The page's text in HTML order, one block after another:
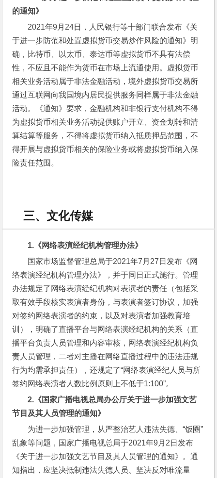
的通知》
2021年9月24日，人民银行等十部门联合发布《关
于进一步防范和处置虚拟货币交易炒作风险的通知》明
确，比特币、以太币、泰达币等虚拟货币不具有法偿
性，不应且不能作为货币在市场上流通使用。虚拟货币
相关业务活动属于非法金融活动，境外虚拟货币交易所
通过互联网向我国境内居民提供服务同样属于非法金融
活动。《通知》要求，金融机构和非银行支付机构不得
为虚拟货币相关业务活动提供账户开立、资金划转和清
算结算等服务，不得将虚拟货币纳入抵质押品范围，不
得开展与虚拟货币相关的保险业务或将虚拟货币纳入保
险责任范围。
三、文化传媒
1. 《网络表演经纪机构管理办法》
国家市场监督管理总局于2021年7月27日发布《网
络表演经纪机构管理办法》，并于同日正式施行。管理
办法规定了网络表演经纪机构对表演者的责任（包括采
取有效手段核实表演者身份，与表演者签订协议，加强
对签约网络表演者的约束，以及对表演者加强教育培
训），明确了直播平台与网络表演经纪机构的关系（直
播平台负责人员管理和内容审核，网络表演经纪机构负
责人员管理，二者对主播在网络直播过程中的违法违规
行为均需承担责任），还规定了“网络表演经纪人员与所
签约网络表演者人数比例原则上不低于1:100”。
2. 《 国家广播电视总局办公厅关于进一步加强文艺
节目及其人员管理的通知》
为进一步加强管理，从严整治艺人违法失德、“饭圈”
乱象等问题，国家广播电视总局于2021年9月2日发布
《关于进一步加强文艺节目及其人员管理的通知》。通
知指出，应坚决抵制违法失德人员、坚决反对唯流量